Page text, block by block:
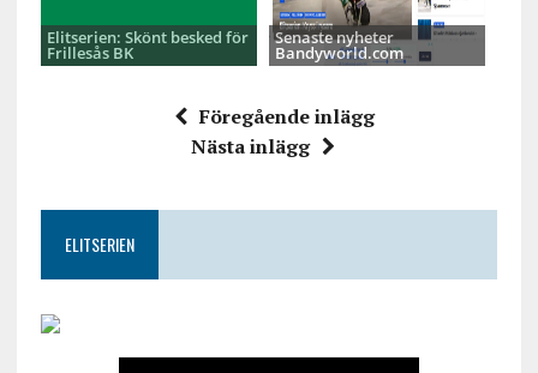
Elitserien: Skönt besked för
Frillesås BK
Senaste nyheter
Bandyworld.com
Föregående inlägg
Nästa inlägg
ELITSERIEN